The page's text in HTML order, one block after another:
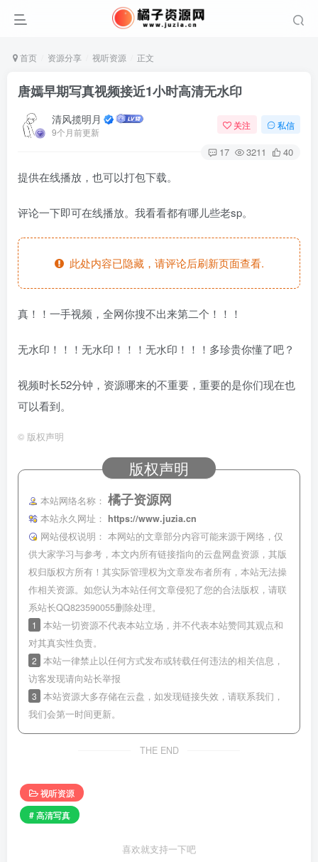
首页 资源分享 视听资源 正文
唐嫣早期写真视频接近1小时高清无水印
清风揽明月
9个月前更新
关注 私信
17 3211 40
提供在线播放，也可以打包下载。
评论一下即可在线播放。我看看都有哪儿些老sp。
此处内容已隐藏，请评论后刷新页面查看.
真！！一手视频，全网你搜不出来第二个！！！
无水印！！！无水印！！！无水印！！！多珍贵你懂了吧？
视频时长52分钟，资源哪来的不重要，重要的是你们现在也
可以看到。
© 版权声明
版权声明
本站网络名称： 橘子资源网
本站永久网址：
https://www.juzia.cn
网站侵权说明： 本网站的文章部分内容可能来源于网络，仅
供大家学习与参考，本文内所有链接指向的云盘网盘资源，其版
权归版权方所有！其实际管理权为文章发布者所有，本站无法操
作相关资源。如您认为本站任何文章侵犯了您的合法版权，请联
系站长QQ823590055删除处理。
1
本站一切资源不代表本站立场，并不代表本站赞同其观点和
对其真实性负责。
2 本站一律禁止以任何方式发布或转载任何违法的相关信息，
访客发现请向站长举报
3 本站资源大多存储在云盘，如发现链接失效，请联系我们，
我们会第一时间更新。
THE END
视听资源
# 高清写真
喜欢就支持一下吧